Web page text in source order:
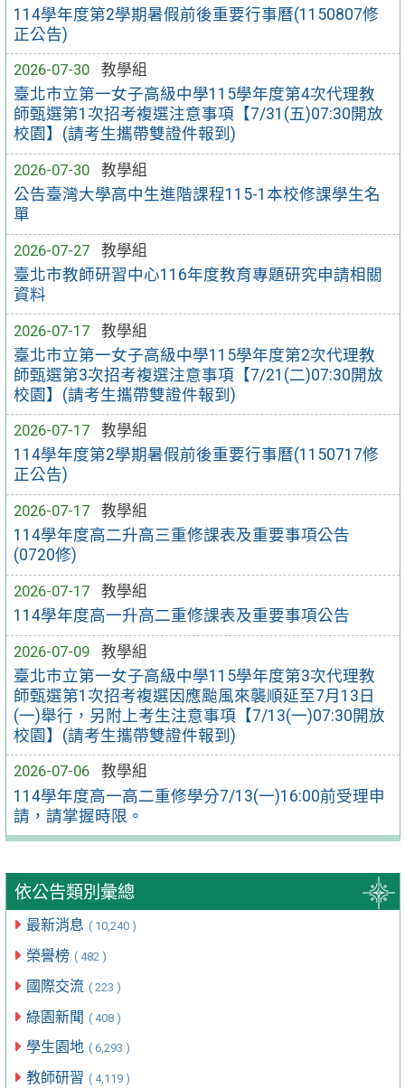
114學年度第2學期暑假前後重要行事曆(1150807修
正公告)
2026-07-30
教學組
臺北市立第一女子高級中學115學年度第4次代理教
師甄選第1次招考複選注意事項【7/31(五)07:30開放
校園】(請考生攜帶雙證件報到)
2026-07-30
教學組
公告臺灣大學高中生進階課程115-1本校修課學生名
單
2026-07-27
教學組
臺北市教師研習中心116年度教育專題研究申請相關
資料
2026-07-17
教學組
臺北市立第一女子高級中學115學年度第2次代理教
師甄選第3次招考複選注意事項【7/21(二)07:30開放
校園】(請考生攜帶雙證件報到)
2026-07-17
教學組
114學年度第2學期暑假前後重要行事曆(1150717修
正公告)
2026-07-17
教學組
114學年度高二升高三重修課表及重要事項公告
(0720修)
2026-07-17
教學組
114學年度高一升高二重修課表及重要事項公告
2026-07-09
教學組
臺北市立第一女子高級中學115學年度第3次代理教
師甄選第1次招考複選因應颱風來襲順延至7月13日
(一)舉行，另附上考生注意事項【7/13(一)07:30開放
校園】(請考生攜帶雙證件報到)
2026-07-06
教學組
114學年度高一高二重修學分7/13(一)16:00前受理申
請，請掌握時限。
依公告類別彙總
最新消息 ( 10,240 )
榮譽榜 ( 482 )
國際交流 ( 223 )
綠園新聞 ( 408 )
學生園地 ( 6,293 )
教師研習 ( 4,119 )